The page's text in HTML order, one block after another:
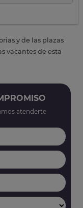
y de las plazas
vacantes de esta
atenderte